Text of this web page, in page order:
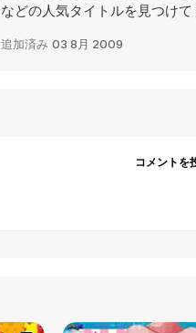
などの人気タイトルを見つけ
追加済み 03 8月 2009
コメントを